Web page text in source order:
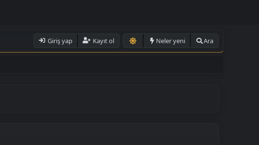
Giriş yap Kayıt ol Neler yeni Ara